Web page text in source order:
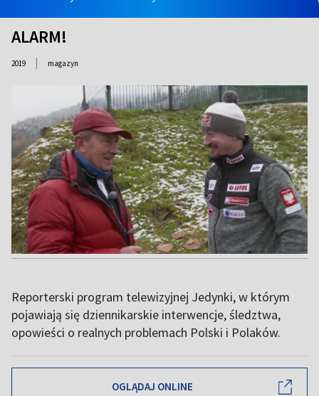
ALARM!
2019 | magazyn
Reporterski program telewizyjnej Jedynki, w którym
pojawiają się dziennikarskie interwencje, śledztwa,
opowieści o realnych problemach Polski i Polaków.
OGLĄDAJ ONLINE